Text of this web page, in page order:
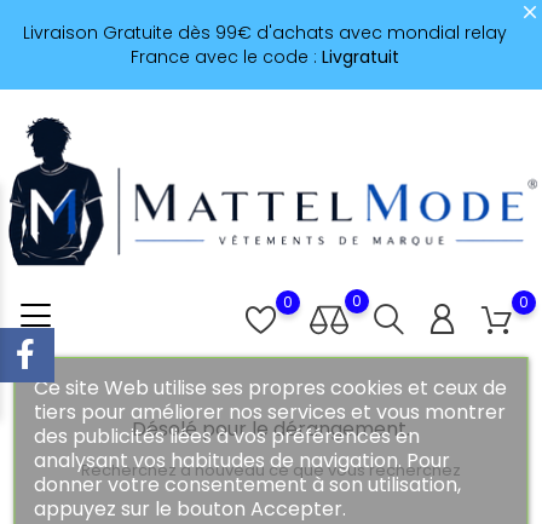
Livraison Gratuite dès 99€ d'achats avec mondial relay
France avec le code : Livgratuit
0
0
0
Ce site Web utilise ses propres cookies et ceux de
tiers pour améliorer nos services et vous montrer
des publicités liées à vos préférences en
analysant vos habitudes de navigation. Pour
donner votre consentement à son utilisation,
appuyez sur le bouton Accepter.
Désolé pour le dérangement.
Recherchez à nouveau ce que vous recherchez